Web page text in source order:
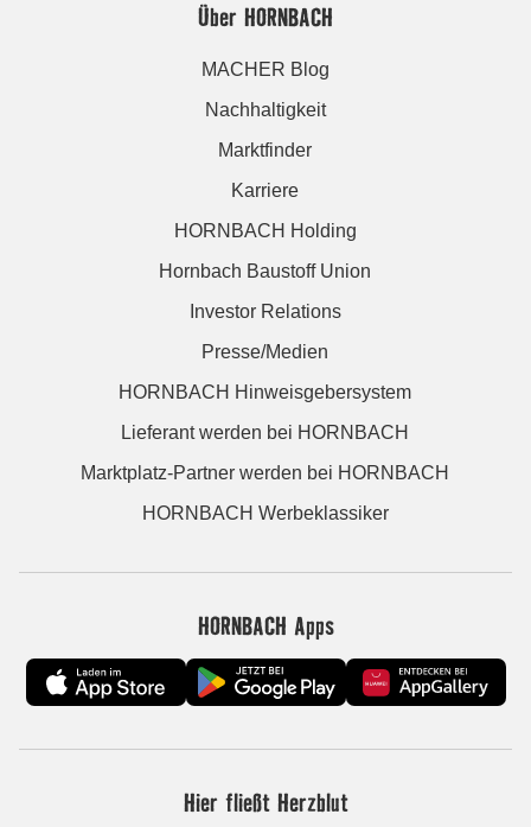
Über HORNBACH
MACHER Blog
Nachhaltigkeit
Marktfinder
Karriere
HORNBACH Holding
Hornbach Baustoff Union
Investor Relations
Presse/Medien
HORNBACH Hinweisgebersystem
Lieferant werden bei HORNBACH
Marktplatz-Partner werden bei HORNBACH
HORNBACH Werbeklassiker
HORNBACH Apps
Hier fließt Herzblut